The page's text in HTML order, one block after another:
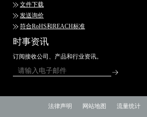
文件下载
发送询价
符合RoHS和REACH标准
时事资讯
订阅接收公司、产品和行业资讯。
法律声明 网站地图 流量统计